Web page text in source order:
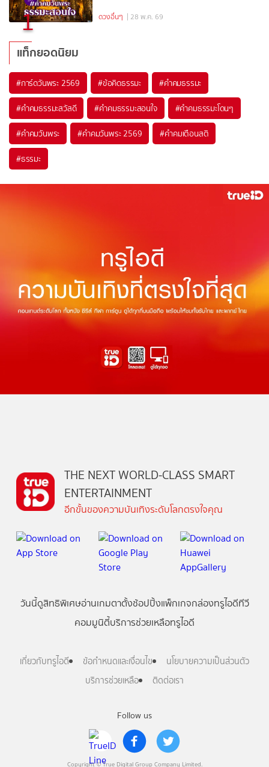
1 ดวงอื่นๆ | 28 พ.ค. 69
แท็กยอดนิยม
#การ์ดวันพระ 2569 #ข้อคิดธรรมะ #คำคมธรรมะ
#คำคมธรรมะสวัสดี #คำคมธรรมะสอนใจ #คำคมธรรมะโดนๆ
#คำคมวันพระ #คำคมวันพระ 2569 #คำคมเตือนสติ
#ธรรมะ
Follow us
Copyright © True Digital Group Company Limited.
THE NEXT WORLD-CLASS SMART
ENTERTAINMENT
อีกขั้นของความบันเทิงระดับโลกตรงใจคุณ
วันนี้ดูสิทธิพิเศษอ่านเกมตาตั้งช้อปปิ้งแพ็กเกจกล่องทรูไอดีทีวี
คอมมูนิตี้บริการช่วยเหลือทรูไอดี
เกี่ยวกับทรูไอดี ข้อกำหนดและเงื่อนไข
นโยบายความเป็นส่วนตัว
บริการช่วยเหลือ
ติดต่อเรา